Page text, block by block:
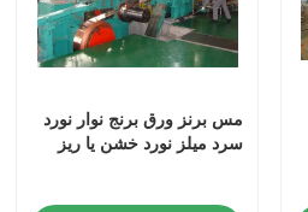
مس برنز ورق برنج نوار نورد
سرد میلز نورد خشن یا ریز